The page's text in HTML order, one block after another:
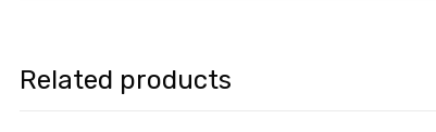
Related products